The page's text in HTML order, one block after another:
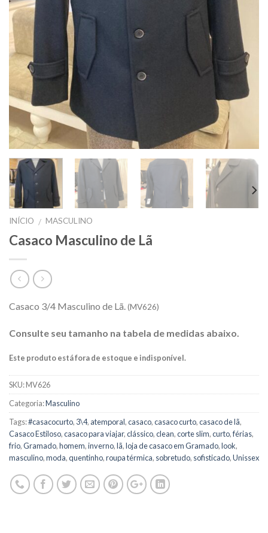
INÍCIO / MASCULINO
Casaco Masculino de Lã
Casaco 3/4 Masculino de Lã. (MV626)
Consulte seu tamanho na tabela de medidas abaixo.
Este produto está fora de estoque e indisponível.
SKU:MV626
Categoria:Masculino
Tags:#casacocurto, 3\4, atemporal,casaco,casaco curto,casaco de lã,
Casaco Estiloso,casaco para viajar,clássico,clean,corte slim,curto,férias,
frio,Gramado,homem,inverno,lã,loja de casaco em Gramado,look,
masculino,moda,quentinho,roupa térmica, sobretudo, sofisticado,Unissex